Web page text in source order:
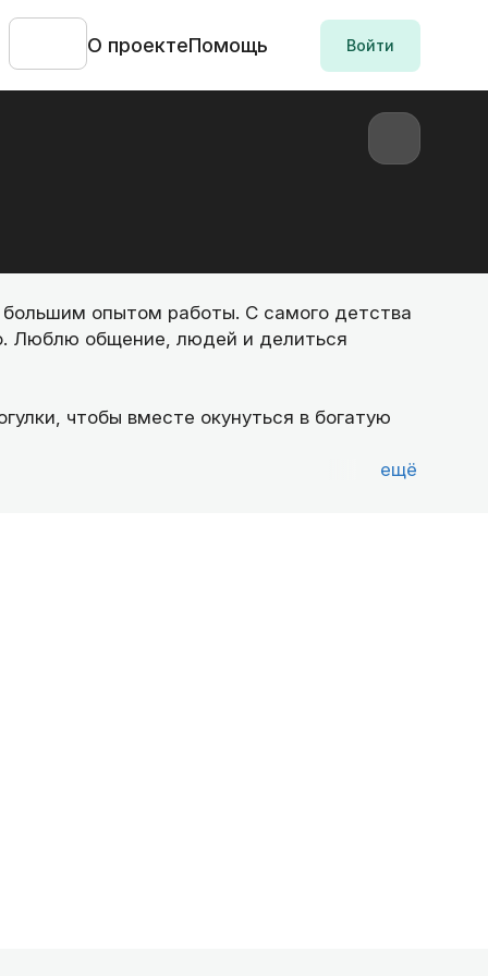
О проектеПомощь Войти
опытом работы. С самого детства
Люблю общение, людей и делиться
чтобы вместе окунуться в богатую
ещё